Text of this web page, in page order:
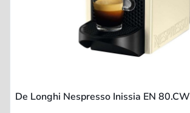
De Longhi Nespresso Inissia EN 80.CW